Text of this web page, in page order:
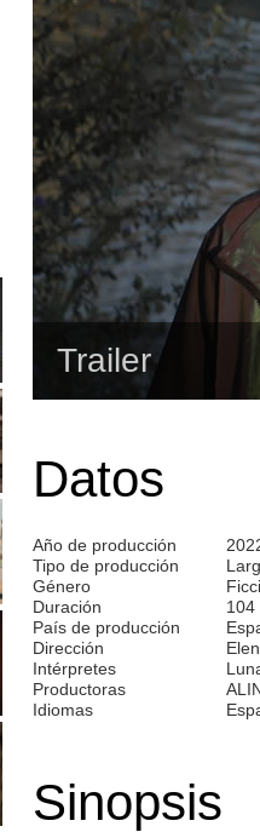
Trailer
Datos
Año de producción
Tipo de producción
Género
Duración
104
País de producción
Dirección
Intérpretes
Productoras
Idiomas
Sinopsis